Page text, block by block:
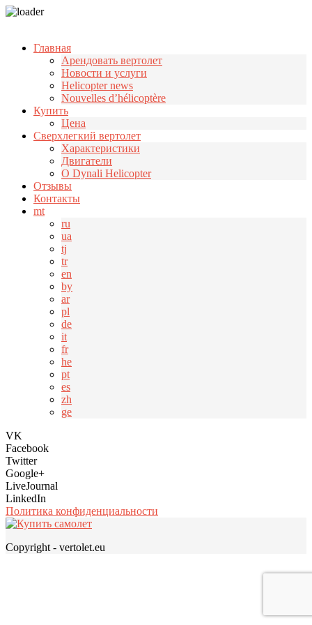
Главная
Арендовать вертолет
Новости и услуги
Helicopter news
Nouvelles d’hélicoptère
Купить
Цена
Cверхлегкий вертолет
Характеристики
Двигатели
О Dynali Helicopter
Отзывы
Контакты
mt
ru
ua
tj
tr
en
by
ar
pl
de
it
fr
he
pt
es
zh
ge
VK
Facebook
Twitter
Google+
LiveJournal
LinkedIn
Политика конфиденциальности
Copyright - vertolet.eu